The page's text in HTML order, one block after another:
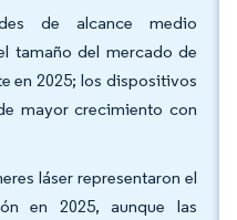
de alcance medio
tamaño del mercado de
en 2025; los dispositivos
mayor crecimiento con
láser representaron el
en 2025, aunque las